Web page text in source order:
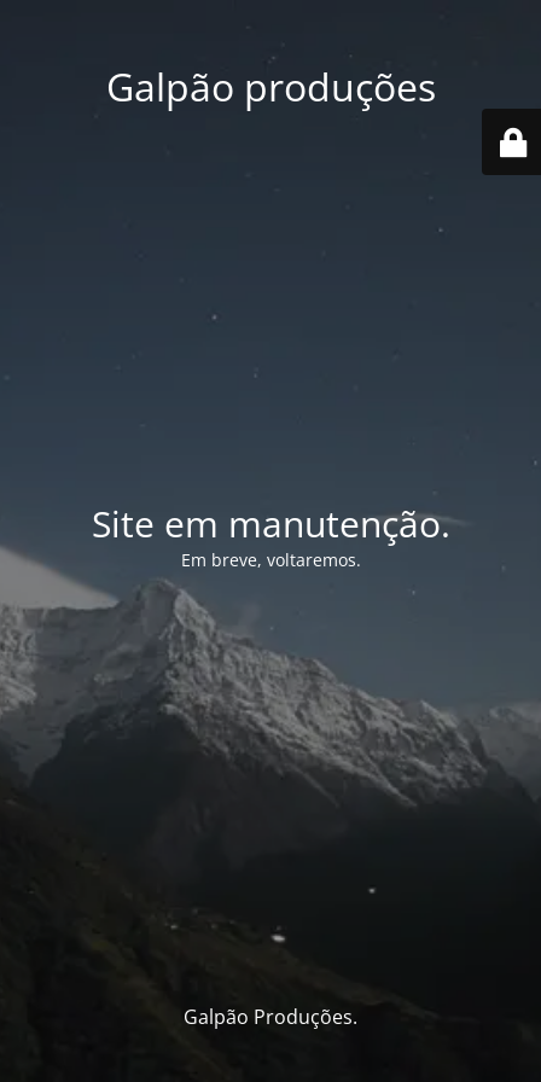
Galpão produções
Site em manutenção.
Em breve, voltaremos.
Galpão Produções.